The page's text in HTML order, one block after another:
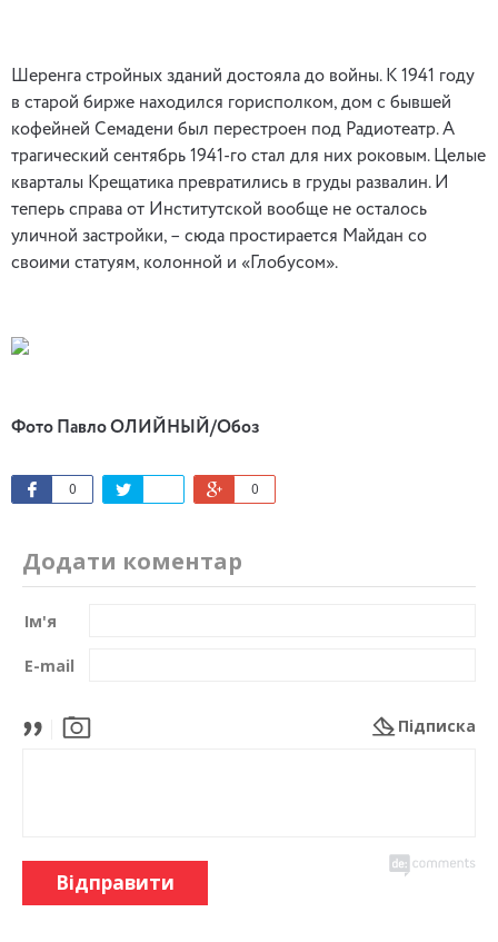
Шеренга стройных зданий достояла до войны. К 1941 году
в старой бирже находился горисполком, дом с бывшей
кофейней Семадени был перестроен под Радиотеатр. А
трагический сентябрь 1941-го стал для них роковым. Целые
кварталы Крещатика превратились в груды развалин. И
теперь справа от Институтской вообще не осталось
уличной застройки, – сюда простирается Майдан со
своими статуям, колонной и «Глобусом».
Фото Павло ОЛИЙНЫЙ/Обоз
0 0
Додати коментар
Ім'я
E-mail
Підписка
Відправити